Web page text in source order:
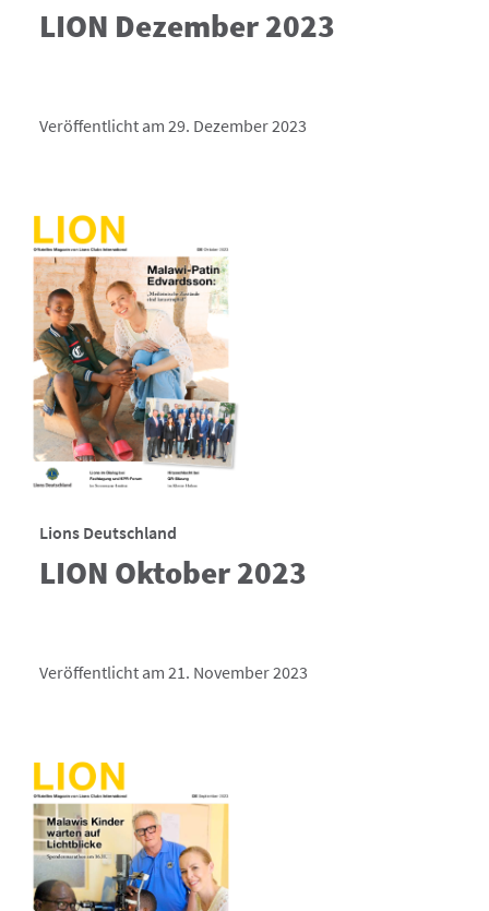
LION Dezember 2023
Veröffentlicht am 29. Dezember 2023
Lions Deutschland
LION Oktober 2023
Veröffentlicht am 21. November 2023